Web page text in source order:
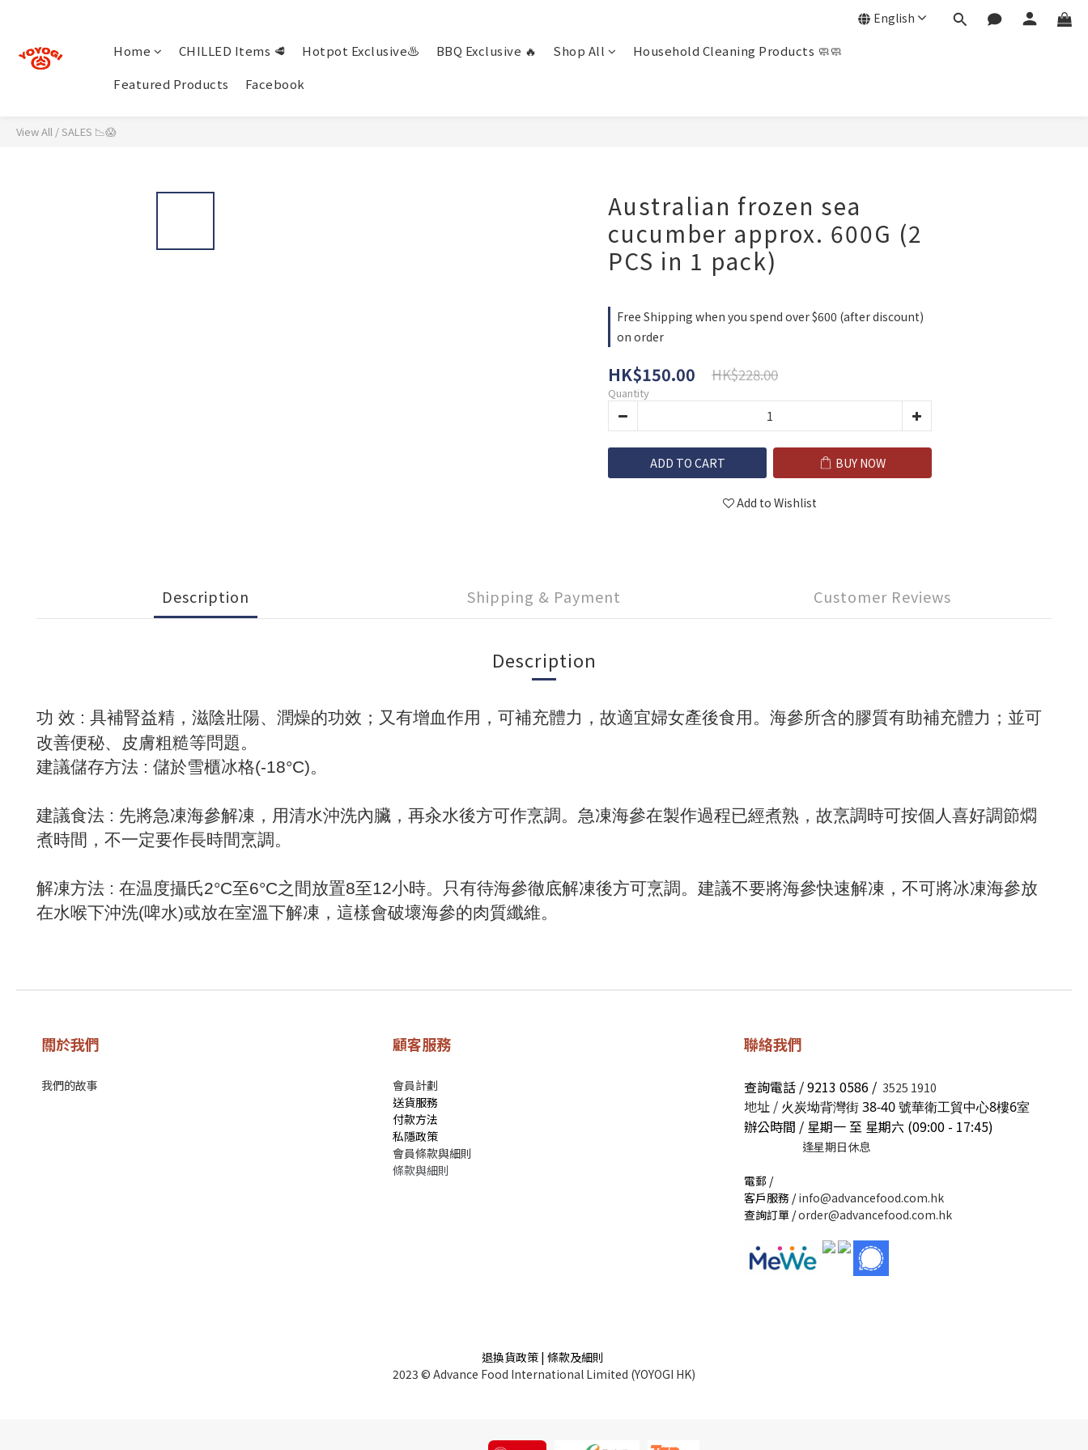
Home CHILLED Items 🥩 Hotpot Exclusive♨️ BBQ Exclusive 🔥 Shop All
Household Cleaning Products 🧼🧼
Featured Products
Facebook
English
View All /SALES 📉😱
Australian frozen sea
cucumber approx. 600G (2
PCS in 1 pack)
Free Shipping when you spend over $600 (after discount)
on order
HK$150.00 HK$228.00
Quantity
ADD TO CART BUY NOW
Add to Wishlist
Description Shipping & Payment Customer Reviews
Description
功 效 : 具補腎益精，滋陰壯陽、潤燥的功效；又有增血作用，可補充體力，故適宜婦女產後食用。海參所含的膠質有助補充體力；並可
改善便秘、皮膚粗糙等問題。
建議儲存方法 : 儲於雪櫃冰格(-18°C)。
建議食法 : 先將急凍海參解凍，用清水沖洗內臟，再汆水後方可作烹調。急凍海參在製作過程已經煮熟，故烹調時可按個人喜好調節燜
煮時間，不一定要作長時間烹調。
解凍方法 : 在温度攝氏2°C至6°C之間放置8至12小時。只有待海參徹底解凍後方可烹調。建議不要將海參快速解凍，不可將冰凍海參放
在水喉下沖洗(啤水)或放在室溫下解凍，這樣會破壞海參的肉質纖維。
關於我們
我們的故事
顧客服務
會員計劃
送貨服務
付款方法
私隱政策
會員條款與細則
條款與細則
聯絡我們
查詢電話 / 9213 0586 / 3525 1910
地址 / 火炭坳背灣街 38-40 號華衛工貿中心8樓6室
辦公時間 / 星期一 至 星期六 (09:00 - 17:45)
逢星期日休息
電郵 /
客戶服務 /info@advancefood.com.hk
查詢訂單 /order@advancefood.com.hk
退換貨政策 | 條款及細則
2023 © Advance Food International Limited (YOYOGI HK)